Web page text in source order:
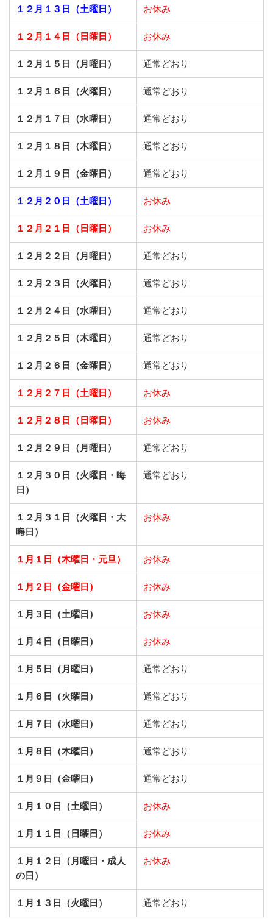
１２月１３日（土曜日） お休み
１２月１４日（日曜日） お休み
１２月１５日（月曜日） 通常どおり
１２月１６日（火曜日） 通常どおり
１２月１７日（水曜日） 通常どおり
１２月１８日（木曜日） 通常どおり
１２月１９日（金曜日） 通常どおり
１２月２０日（土曜日） お休み
１２月２１日（日曜日） お休み
１２月２２日（月曜日） 通常どおり
１２月２３日（火曜日） 通常どおり
１２月２４日（水曜日） 通常どおり
１２月２５日（木曜日） 通常どおり
１２月２６日（金曜日） 通常どおり
１２月２７日（土曜日） お休み
１２月２８日（日曜日） お休み
１２月２９日（月曜日） 通常どおり
１２月３０日（火曜日・晦
日）
通常どおり
１２月３１日（火曜日・大
晦日）
お休み
１月１日（木曜日・元旦） お休み
１月２日（金曜日） お休み
１月３日（土曜日） お休み
１月４日（日曜日） お休み
１月５日（月曜日） 通常どおり
１月６日（火曜日） 通常どおり
１月７日（水曜日） 通常どおり
１月８日（木曜日） 通常どおり
１月９日（金曜日） 通常どおり
１月１０日（土曜日） お休み
１月１１日（日曜日） お休み
１月１２日（月曜日・成人
の日）
お休み
１月１３日（火曜日） 通常どおり